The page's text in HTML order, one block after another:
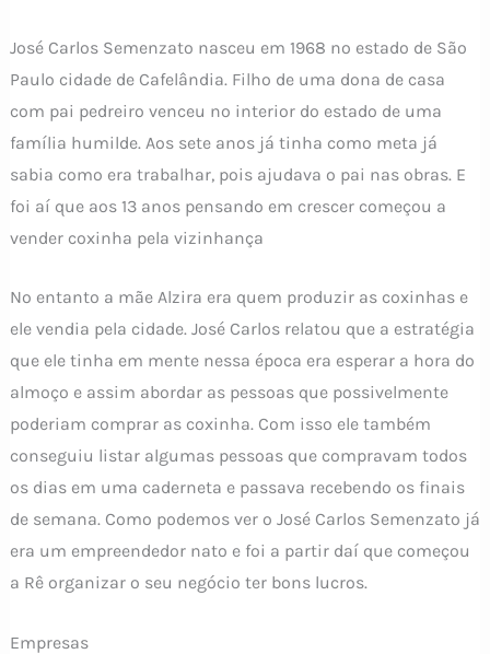
José Carlos Semenzato nasceu em 1968 no estado de São
Paulo cidade de Cafelândia. Filho de uma dona de casa
com pai pedreiro venceu no interior do estado de uma
família humilde. Aos sete anos já tinha como meta já
sabia como era trabalhar, pois ajudava o pai nas obras. E
foi aí que aos 13 anos pensando em crescer começou a
vender coxinha pela vizinhança
No entanto a mãe Alzira era quem produzir as coxinhas e
ele vendia pela cidade. José Carlos relatou que a estratégia
que ele tinha em mente nessa época era esperar a hora do
almoço e assim abordar as pessoas que possivelmente
poderiam comprar as coxinha. Com isso ele também
conseguiu listar algumas pessoas que compravam todos
os dias em uma caderneta e passava recebendo os finais
de semana. Como podemos ver o José Carlos Semenzato já
era um empreendedor nato e foi a partir daí que começou
a Rê organizar o seu negócio ter bons lucros.
Empresas